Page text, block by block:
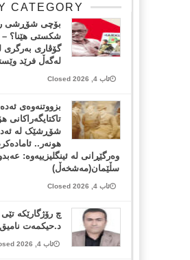
CATEGORY
بۆچی شۆڕشی
شکستی هێنا؟ –
گۆڤاری بەرگری
لەگەڵ فرێد
ئاب 4, 2026 Closed
بزووتنەوەی
تاکتایگەراکانی
شۆڕشێک لە
هونەر..
وەرگێڕانی لە ئینگلیزییەوە:
سڵێمان(مەشخەڵ)
ئاب 4, 2026 Closed
چ رۆژگارێکە
د.حیکمەت نامیق
ئاب 4, 2026 Closed